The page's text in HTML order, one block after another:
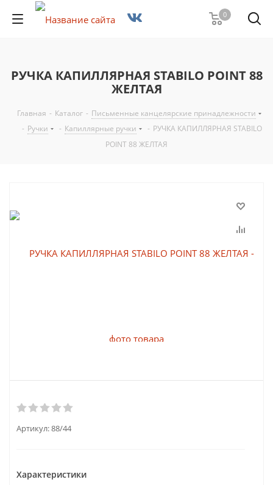
0
РУЧКА КАПИЛЛЯРНАЯ STABILO POINT 88
ЖЕЛТАЯ
Главная - Каталог - Письменные канцелярские принадлежности
- Ручки - Капиллярные ручки - РУЧКА КАПИЛЛЯРНАЯ STABILO
POINT 88 ЖЕЛТАЯ
Артикул:88/44
Характеристики